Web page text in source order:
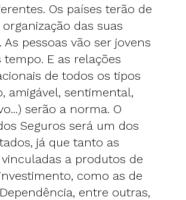
Os países terão de
das suas
As pessoas vão ser jovens
tempo. E as relações
de todos os tipos
amigável, sentimental,
serão a norma. O
Seguros será um dos
já que tanto as
a produtos de
como as de
entre outras,